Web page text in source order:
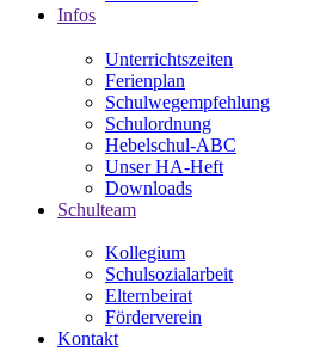
Infos
Unterrichtszeiten
Ferienplan
Schulwegempfehlung
Schulordnung
Hebelschul-ABC
Unser HA-Heft
Downloads
Schulteam
Kollegium
Schulsozialarbeit
Elternbeirat
Förderverein
Kontakt